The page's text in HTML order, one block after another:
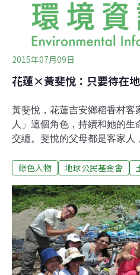
（Ryohen），遷徙到現在地
家喻戶曉的原住民故事。昭和
2015年07月09日
花蓮×黃斐悅：只要待在
黃斐悅，花蓮吉安鄉稻香村客
人」這個角色，持續和她的
交纏。斐悅的父母都是客家人
跟著移居城市的父母，在台北
受日本式教育。戰後，在吉安
代辦行。「小時候，阿公常開
到處拍照、到處玩。」祖父
到海邊，北邊的清水斷崖到南
與手足們的童年記憶。直到國
都在花蓮度過。斐悅與土地的
綠色人物 地球公民基金會